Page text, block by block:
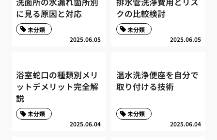
に見る原因と対応
2025.06.05
未分類
クの比較検討
2025.06.05
未分類
浴室蛇口の種類別メリ
ットデメリット完全解
説
2025.06.04
未分類
温水洗浄便座を自分で
取り付ける技術
2025.06.04
未分類